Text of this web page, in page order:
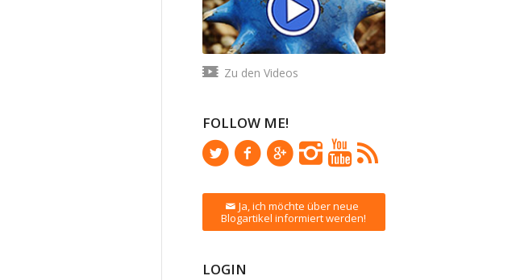
Zu den Videos
FOLLOW ME!
Ja, ich möchte über neue
Blogartikel informiert werden!
LOGIN